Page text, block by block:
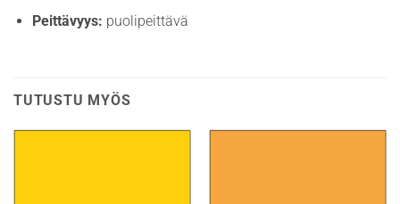
Peittävyys: puolipeittävä
TUTUSTU MYÖS